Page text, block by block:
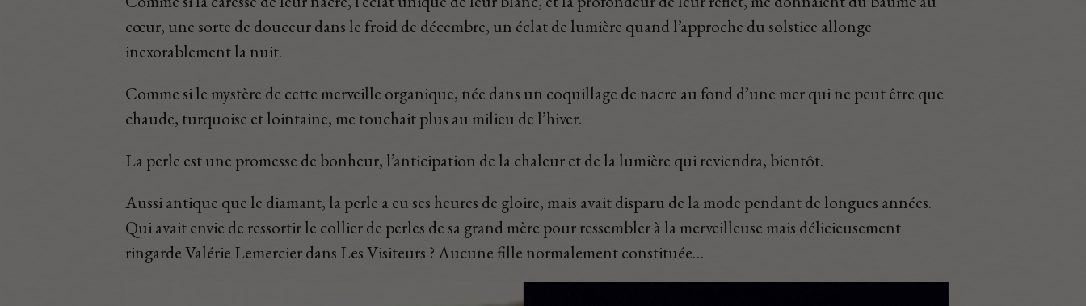
cœur, une sorte de douceur dans le froid de décembre, un éclat de lumière quand l’approche du solstice allonge
inexorablement la nuit.
Comme si le mystère de cette merveille organique, née dans un coquillage de nacre au fond d’une mer qui ne peut être que
chaude, turquoise et lointaine, me touchait plus au milieu de l’hiver.
La perle est une promesse de bonheur, l’anticipation de la chaleur et de la lumière qui reviendra, bientôt.
Aussi antique que le diamant, la perle a eu ses heures de gloire, mais avait disparu de la mode pendant de longues années.
Qui avait envie de ressortir le collier de perles de sa grand mère pour ressembler à la merveilleuse mais délicieusement
ringarde Valérie Lemercier dans Les Visiteurs ? Aucune fille normalement constituée…